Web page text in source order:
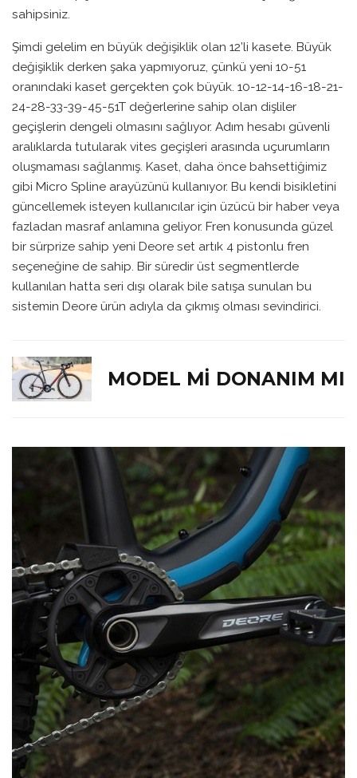
sahipsiniz.
Şimdi gelelim en büyük değişiklik olan 12’li kasete. Büyük
değişiklik derken şaka yapmıyoruz, çünkü yeni 10-51
oranındaki kaset gerçekten çok büyük. 10-12-14-16-18-21-
24-28-33-39-45-51T değerlerine sahip olan dişliler
geçişlerin dengeli olmasını sağlıyor. Adım hesabı güvenli
aralıklarda tutularak vites geçişleri arasında uçurumların
oluşmaması sağlanmış. Kaset, daha önce bahsettiğimiz
gibi Micro Spline arayüzünü kullanıyor. Bu kendi bisikletini
güncellemek isteyen kullanıcılar için üzücü bir haber veya
fazladan masraf anlamına geliyor. Fren konusunda güzel
bir sürprize sahip yeni Deore set artık 4 pistonlu fren
seçeneğine de sahip. Bir süredir üst segmentlerde
kullanılan hatta seri dışı olarak bile satışa sunulan bu
sistemin Deore ürün adıyla da çıkmış olması sevindirici.
MODEL MI DONANIM MI